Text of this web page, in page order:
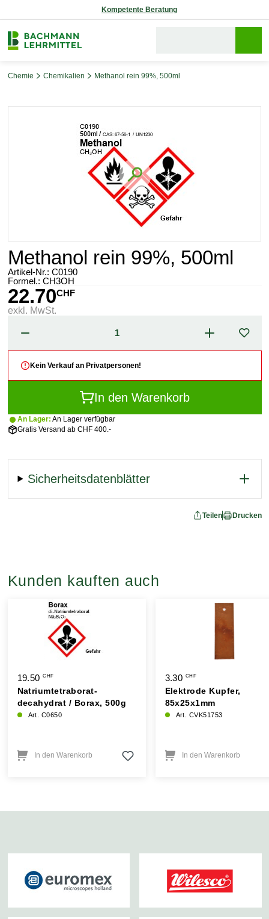
Reparaturservice
Chemie Chemikalien Methanol rein 99%, 500ml
Methanol rein 99%, 500ml
Artikel-Nr.: C0190
Formel.: CH3OH
22.70CHF
exkl. MwSt.
In den Warenkorb
Kein Verkauf an Privatpersonen!
An Lager: An Lager verfügbar
Gratis Versand ab CHF 400.-
Sicherheitsdatenblätter
Teilen Drucken
Kunden kauften auch
19.50CHF
Natriumtetraborat-
decahydrat / Borax, 500g
Art. C0650
In den Warenkorb
3.30 CHF
Elektrode Kupfer,
85x25x1mm
Art. CVK51753
In den Warenkorb